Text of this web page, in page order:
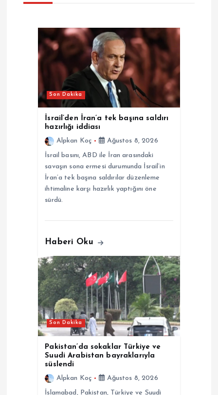
Son Dakika
İsrail’den İran’a tek başına saldırı
hazırlığı iddiası
Alpkan Koç
Ağustos 8, 2026
İsrail basını, ABD ile İran arasındaki
savaşın sona ermesi durumunda İsrail’in
İran’a tek başına saldırılar düzenleme
ihtimaline karşı hazırlık yaptığını öne
sürdü.
Haberi Oku
Son Dakika
Pakistan’da sokaklar Türkiye ve
Suudi Arabistan bayraklarıyla
süslendi
Alpkan Koç
Ağustos 8, 2026
İslamabad, Pakistan, Türkiye ve Suudi